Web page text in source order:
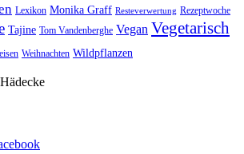
Lexikon Monika Graff Resteverwertung Rezeptwoche
Tajine Tom Vandenberghe Vegan Vegetarisch
Weihnachten Wildpflanzen